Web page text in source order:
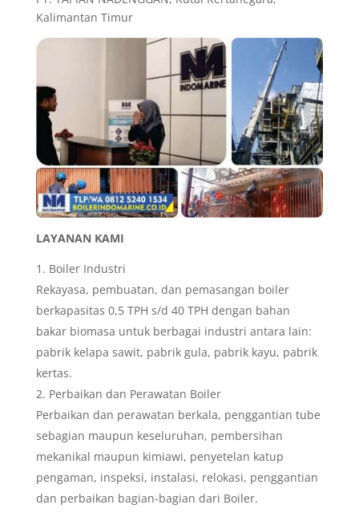
Kalimantan Timur
LAYANAN KAMI
Boiler Industri
Rekayasa, pembuatan, dan pemasangan boiler
berkapasitas 0,5 TPH s/d 40 TPH dengan bahan
bakar biomasa untuk berbagai industri antara lain:
pabrik kelapa sawit, pabrik gula, pabrik kayu, pabrik
kertas.
Perbaikan dan Perawatan Boiler
Perbaikan dan perawatan berkala, penggantian tube
sebagian maupun keseluruhan, pembersihan
mekanikal maupun kimiawi, penyetelan katup
pengaman, inspeksi, instalasi, relokasi, penggantian
dan perbaikan bagian-bagian dari Boiler.